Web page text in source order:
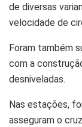
de diversas
velocidade de
Foram também
com a
desniveladas.
Nas estações,
asseguram o